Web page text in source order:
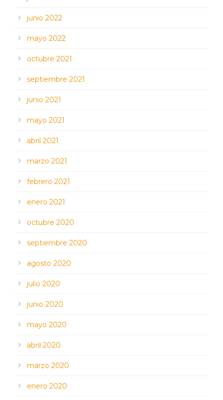
junio 2022
mayo 2022
octubre 2021
septiembre 2021
junio 2021
mayo 2021
abril 2021
marzo 2021
febrero 2021
enero 2021
octubre 2020
septiembre 2020
agosto 2020
julio 2020
junio 2020
mayo 2020
abril 2020
marzo 2020
enero 2020